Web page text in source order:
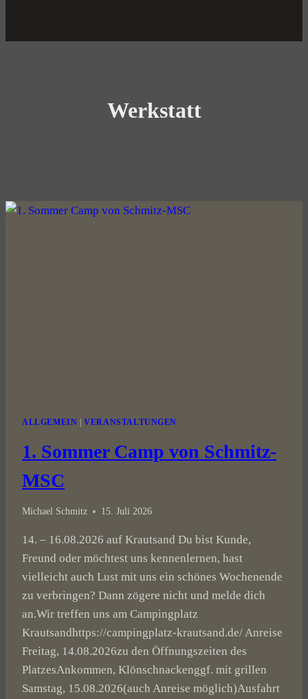
Werkstatt
ALLGEMEIN |VERANSTALTUNGEN
1. Sommer Camp von Schmitz-
MSC
Michael Schmitz 15. Juli 2026
14. – 16.08.2026 auf Krautsand Du bist Kunde,
Freund oder möchtest uns kennenlernen, hast
vielleicht auch Lust mit uns ein schönes Wochenende
zu verbringen? Dann zögere nicht und melde dich
an.Wir treffen uns am Campingplatz
Krautsandhttps://campingplatz-krautsand.de/ Anreise
Freitag, 14.08.2026zu den Öffnungszeiten des
PlatzesAnkommen, Klönschnackenggf. mit grillen
Samstag, 15.08.2026(auch Anreise möglich)Ausfahrt